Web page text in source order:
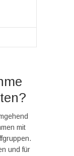
mit
und für